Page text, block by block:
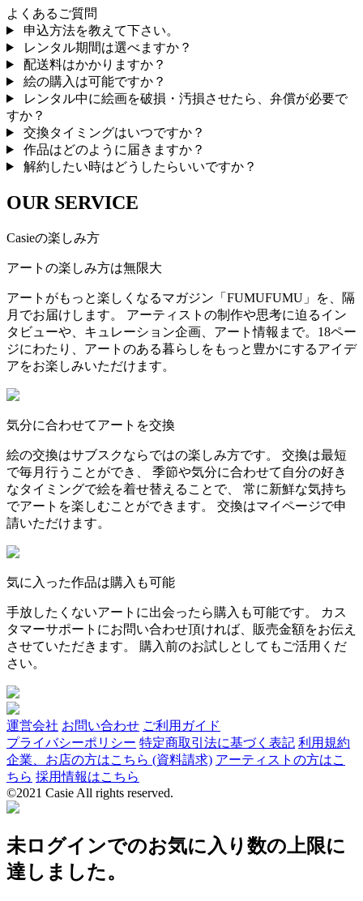
よくあるご質問
申込方法を教えて下さい。
レンタル期間は選べますか？
配送料はかかりますか？
絵の購入は可能ですか？
レンタル中に絵画を破損・汚損させたら、弁償が必要で
すか？
交換タイミングはいつですか？
作品はどのように届きますか？
解約したい時はどうしたらいいですか？
OUR SERVICE
Casieの楽しみ方
アートの楽しみ方は無限大
アートがもっと楽しくなるマガジン「FUMUFUMU」を、隔
月でお届けします。 アーティストの制作や思考に迫るイン
タビューや、キュレーション企画、アート情報まで。18ペー
ジにわたり、アートのある暮らしをもっと豊かにするアイデ
アをお楽しみいただけます。
気分に合わせてアートを交換
絵の交換はサブスクならではの楽しみ方です。 交換は最短
で毎月行うことができ、 季節や気分に合わせて自分の好き
なタイミングで絵を着せ替えることで、 常に新鮮な気持ち
でアートを楽しむことができます。 交換はマイページで申
請いただけます。
気に入った作品は購入も可能
手放したくないアートに出会ったら購入も可能です。 カス
タマーサポートにお問い合わせ頂ければ、販売金額をお伝え
させていただきます。 購入前のお試しとしてもご活用くだ
さい。
運営会社 お問い合わせ ご利用ガイド
プライバシーポリシー 特定商取引法に基づく表記 利用規約
企業、お店の方はこちら (資料請求) アーティストの方はこ
ちら 採用情報はこちら
©2021 Casie All rights reserved.
未ログインでのお気に入り数の上限に
達しました。